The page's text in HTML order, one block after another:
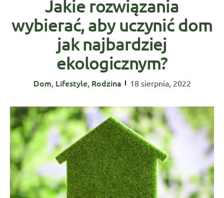
Jakie rozwiązania
wybierać, aby uczynić dom
jak najbardziej
ekologicznym?
Dom Lifestyle, Rodzina 18 sierpnia, 2022